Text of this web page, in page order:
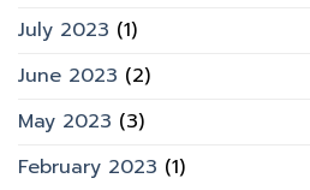
July 2023 (1)
June 2023 (2)
May 2023 (3)
February 2023 (1)